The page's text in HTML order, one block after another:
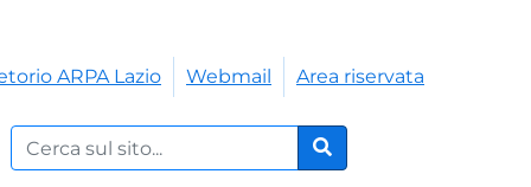
ARPA Lazio Webmail Area riservata
Cerca nel sito:
Cerca